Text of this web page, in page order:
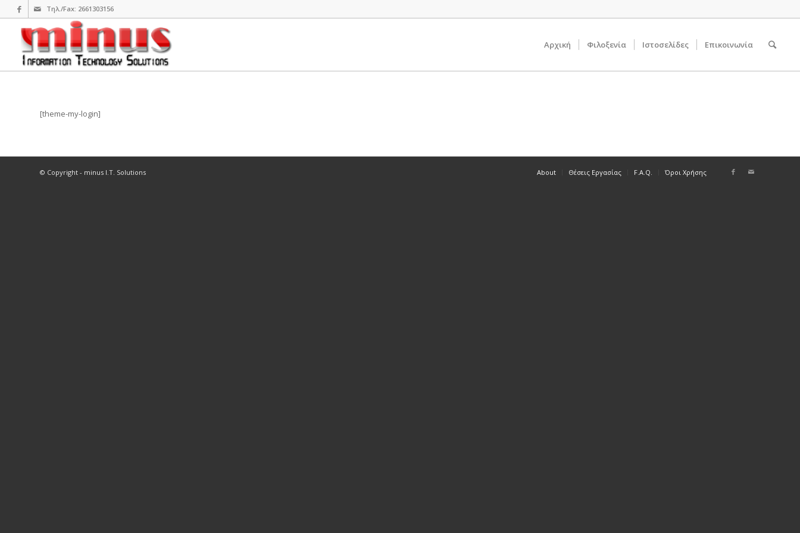
Τηλ./Fax: 2661303156
Αρχική Φιλοξενία Ιστοσελίδες Επικοινωνία
[theme-my-login]
© Copyright - minus I.T. Solutions About Θέσεις Εργασίας F.A.Q. Όροι Χρήσης